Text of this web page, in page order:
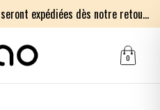
Vacances d'été : vos commandes seront expédiées dès notre retour le lundi 17 août. Merci pour votre patience.
0